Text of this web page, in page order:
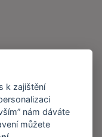
k zajištění
nám dáváte
můžete